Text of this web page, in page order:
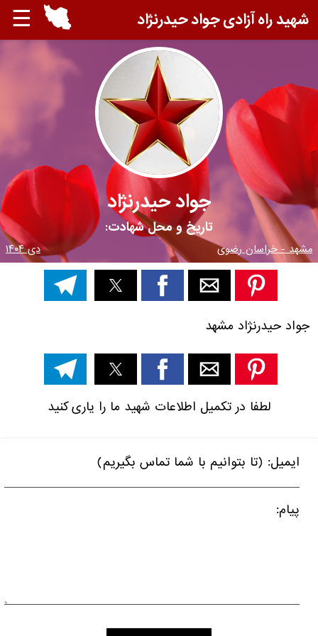
☰ شهید راه آزادی جواد حیدرنژاد
جواد حیدرنژاد
تاریخ و محل شهادت:
مشهد - خراسان رضوی دی ۱۴۰۴
جواد حیدرنژاد مشهد
لطفا در تکمیل اطلاعات شهید ما را یاری کنید
ایمیل: (تا بتوانیم با شما تماس بگیریم)
پیام: